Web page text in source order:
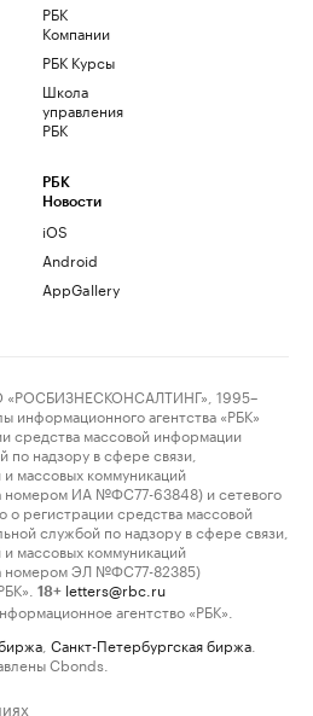
РБК
Компании
РБК Курсы
Школа
управления
РБК
РБК
Новости
iOS
Android
AppGallery
1995–
агентства «РБК»
средства массовой информации
надзору в сфере связи,
массовых коммуникаций
номером ИА №ФС77-63848) и сетевого
о регистрации средства массовой
службой по надзору в сфере связи,
массовых коммуникаций
номером ЭЛ №ФС77-82385)
18+ letters@rbc.ru
агентство «РБК».
Санкт-Петербургская биржа
Cbonds.